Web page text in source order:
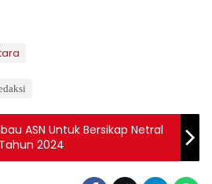
ASN Untuk Bersikap Netral
2024